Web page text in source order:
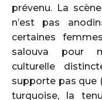
prévenu. La
n’est pas
certaines
salouva pour
culturelle
supporte pas que
turquoise, la